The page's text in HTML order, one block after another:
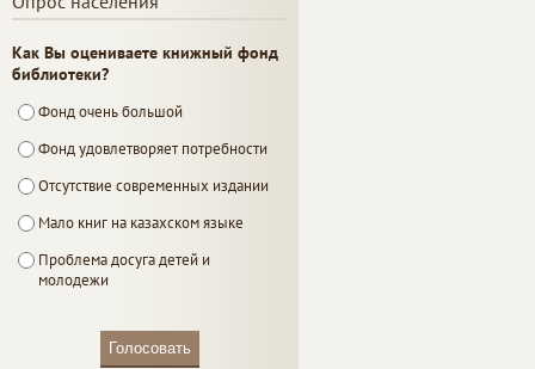
Как Вы оцениваете книжный фонд
библиотеки?
Фонд очень большой
Фонд удовлетворяет потребности
Отсутствие современных издании
Мало книг на казахском языке
Проблема досуга детей и
молодежи
Голосовать